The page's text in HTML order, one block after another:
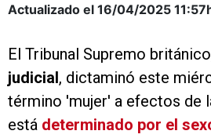
Actualizado el 16/04/2025
El Tribunal Supremo
judicial, dictaminó este
término 'mujer' a efectos de
está determinado por el